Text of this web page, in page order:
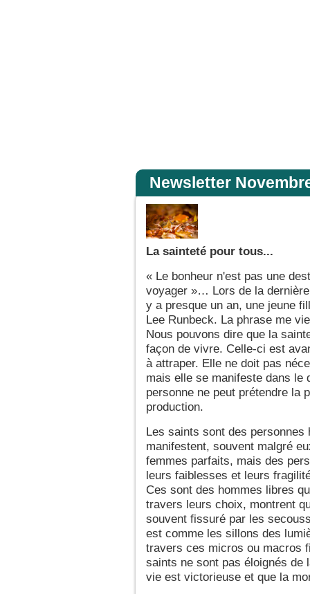
Newsletter
La sainteté pour tous...
« Le bonheur n'est pas une
voyager »… Lors de la
y a presque un an, une jeune
Lee Runbeck. La phrase me
Nous pouvons dire que la
façon de vivre. Celle-ci est
à attraper. Elle ne doit pas
mais elle se manifeste dans le
personne ne peut prétendre la
production.
Les saints sont des personnes
manifestent, souvent malgré
femmes parfaits, mais des
leurs faiblesses et leurs
Ces sont des hommes libres
travers leurs choix, montrent
souvent fissuré par les
est comme les sillons des
travers ces micros ou macros
saints ne sont pas éloignés de
vie est victorieuse et que la